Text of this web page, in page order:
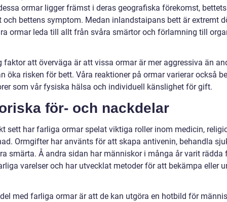
ormar ligger främst i deras geografiska förekomst, bettets
och bettens symptom. Medan inlandstaipans bett är extremt
ormar leda till allt från svåra smärtor och förlamning till
faktor att överväga är att vissa ormar är mer aggressiva än
öka risken för bett. Våra reaktioner på ormar varierar också
som vår fysiska hälsa och individuell känslighet för gift.
för- och nackdelar
sett har farliga ormar spelat viktiga roller inom medicin,
Ormgifter har använts för att skapa antivenin, behandla
smärta. Å andra sidan har människor i många år varit rädda
varelser och har utvecklat metoder för att bekämpa eller
med farliga ormar är att de kan utgöra en hotbild för